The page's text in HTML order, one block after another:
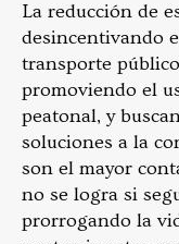
La reducción de
desincentivando
transporte
promoviendo el
peatonal, y
soluciones a la
son el mayor
no se logra si
prorrogando la